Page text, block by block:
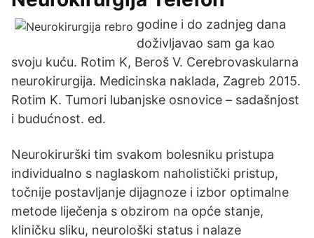
godine i do zadnjeg dana
doživljavao sam ga kao
svoju kuću. Rotim K, Beroš V. Cerebrovaskularna
neurokirurgija. Medicinska naklada, Zagreb 2015.
Rotim K. Tumori lubanjske osnovice – sadašnjost
i budućnost. ed.
Neurokirurški tim svakom bolesniku pristupa
individualno s naglaskom naholistički pristup,
točnije postavljanje dijagnoze i izbor optimalne
metode liječenja s obzirom na opće stanje,
kliničku sliku, neurološki status i nalaze